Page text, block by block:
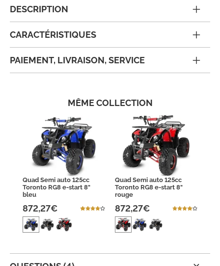
DESCRIPTION
CARACTÉRISTIQUES
PAIEMENT, LIVRAISON, SERVICE
MÊME COLLECTION
Quad Semi auto 125cc
Toronto RG8 e-start 8"
bleu
872,27€
Quad Semi auto 125cc
Toronto RG8 e-start 8"
rouge
872,27€